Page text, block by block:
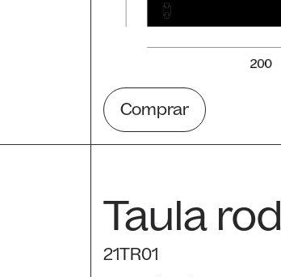
Comprar
Taula
21TR01